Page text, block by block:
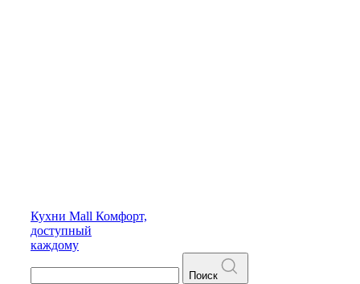
Кухни Mall Комфорт,
доступный
каждому
Поиск